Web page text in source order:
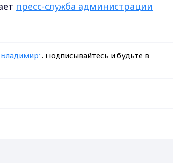
пресс-служба администрации
. Подписывайтесь и будьте в